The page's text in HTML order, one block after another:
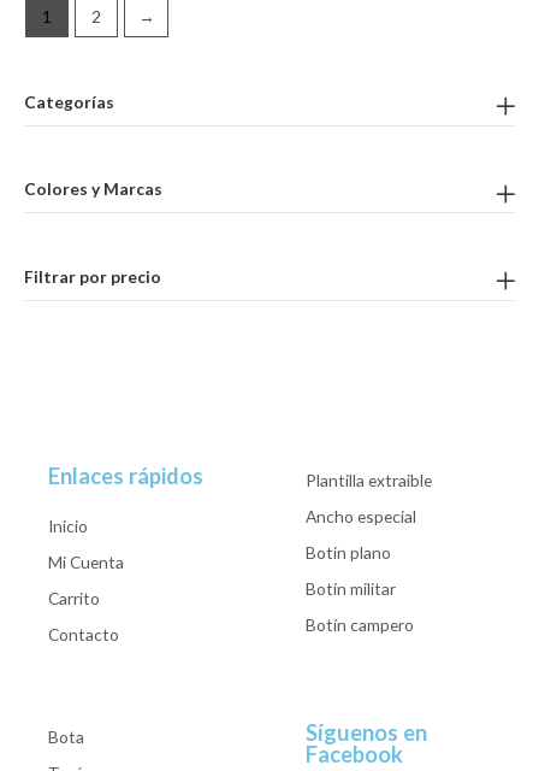
Categorías
Colores y Marcas
Filtrar por precio
1 2 →
Enlaces rápidos
Inicio
Mi Cuenta
Carrito
Contacto
Plantilla extraible
Ancho especial
Botín plano
Botín militar
Botín campero
Bota
Síguenos en
Facebook